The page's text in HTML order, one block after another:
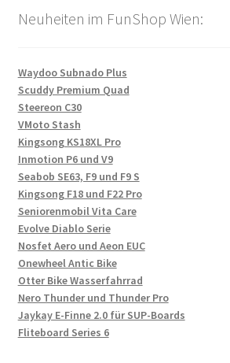
Neuheiten im FunShop Wien:
Waydoo Subnado Plus
Scuddy Premium Quad
Steereon C30
VMoto Stash
Kingsong KS18XL Pro
Inmotion P6 und V9
Seabob SE63, F9 und F9 S
Kingsong F18 und F22 Pro
Seniorenmobil Vita Care
Evolve Diablo Serie
Nosfet Aero und Aeon EUC
Onewheel Antic Bike
Otter Bike Wasserfahrrad
Nero Thunder und Thunder Pro
Jaykay E-Finne 2.0 für SUP-Boards
Fliteboard Series 6